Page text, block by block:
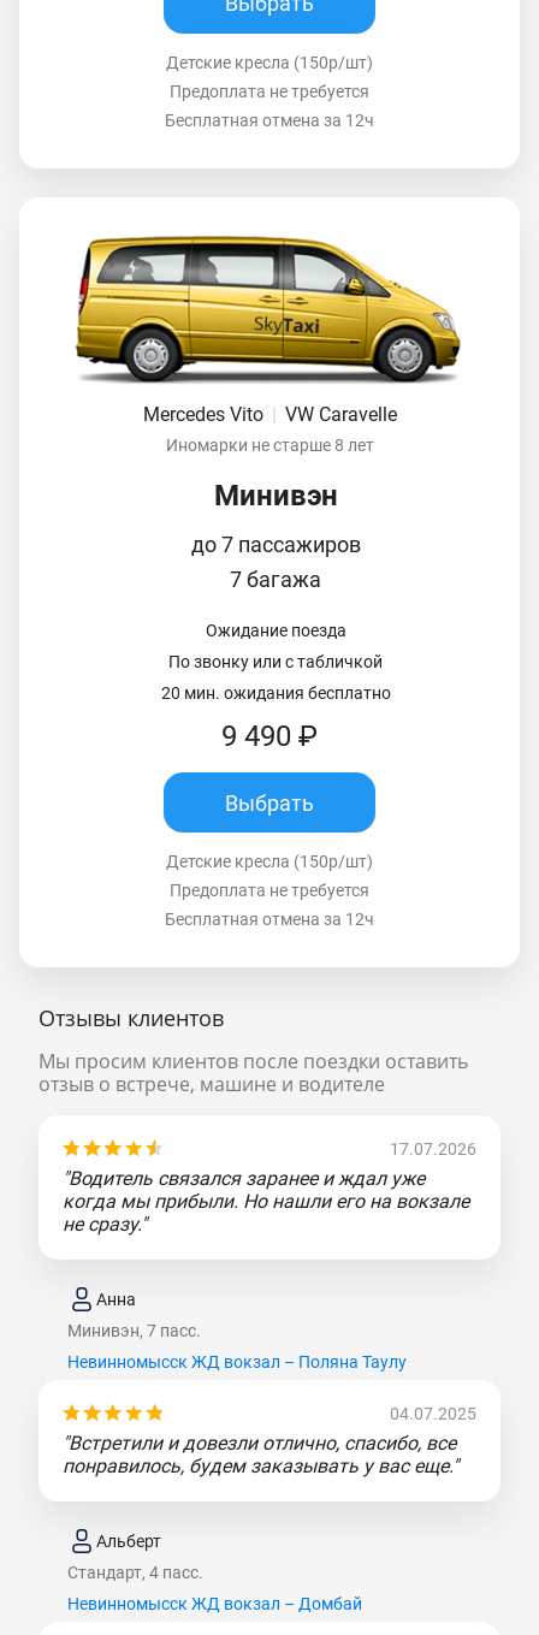
Детские кресла (150р/шт)
Предоплата не требуется
Бесплатная отмена за 12ч
Mercedes Vito VW Caravelle
Иномарки не старше 8 лет
Минивэн
до 7 пассажиров
7 багажа
Ожидание поезда
По звонку или с табличкой
20 мин. ожидания бесплатно
9 490 ₽
Выбрать
Детские кресла (150р/шт)
Предоплата не требуется
Бесплатная отмена за 12ч
Отзывы клиентов
Мы просим клиентов после поездки оставить
отзыв о встрече, машине и водителе
17.07.2026
"Водитель связался заранее и ждал уже
когда мы прибыли. Но нашли его на вокзале
не сразу."
Анна
Минивэн, 7 пасс.
Невинномысск ЖД вокзал – Поляна Таулу
04.07.2025
"Встретили и довезли отлично, спасибо, все
понравилось, будем заказывать у вас еще."
Альберт
Стандарт, 4 пасс.
Невинномысск ЖД вокзал – Домбай